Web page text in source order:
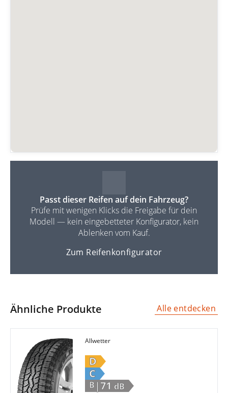
Passt dieser Reifen auf dein Fahrzeug?
Prüfe mit wenigen Klicks die Freigabe für dein
Modell — kein eingebetteter Konfigurator, kein
Ablenken vom Kauf.
Zum Reifenkonfigurator
Ähnliche Produkte Alle entdecken
Allwetter
D
C
B |71 dB